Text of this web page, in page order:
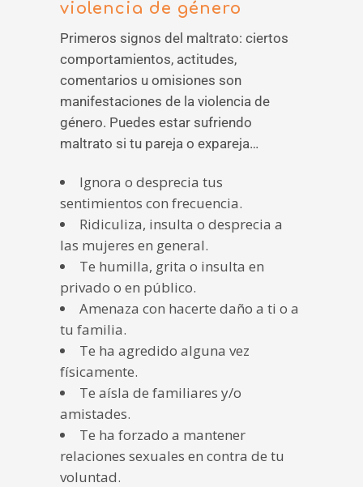
violencia de género
Primeros signos del maltrato: ciertos
comportamientos, actitudes,
comentarios u omisiones son
manifestaciones de la violencia de
género. Puedes estar sufriendo
maltrato si tu pareja o expareja…
Ignora o desprecia tus
sentimientos con frecuencia.
Ridiculiza, insulta o desprecia a
las mujeres en general.
Te humilla, grita o insulta en
privado o en público.
Amenaza con hacerte daño a ti o a
tu familia.
Te ha agredido alguna vez
físicamente.
Te aísla de familiares y/o
amistades.
Te ha forzado a mantener
relaciones sexuales en contra de tu
voluntad.